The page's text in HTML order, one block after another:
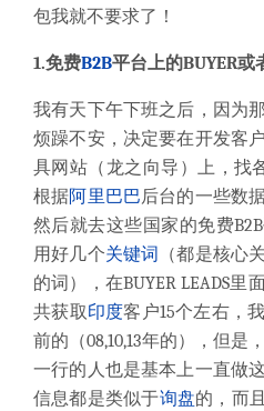
包我就不要求了！
1.免费B2B平台上的BUYER或
我有天下午下班之后，因为
烦躁不安，决定要在开发客
具网站（龙之向导）上，找
根据阿里巴巴后台的一些数
然后就去这些国家的免费
用好几个关键词
（都是核心
的词），在BUYER LEADS
共获取印度客户15个左右，
前的（08,10,13年的），但
一行的人也是基本上一直做
信息都是类似于询盘的，而